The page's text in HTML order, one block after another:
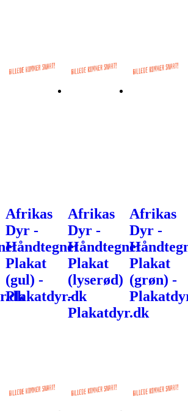
Afrikas
Dyr -
Håndtegnet
Plakat
(gul) -
Plakatdyr.dk
Afrikas
Dyr -
Håndtegnet
Plakat
(lyserød)
-
Plakatdyr.dk
Afrikas
Dyr -
Plakat
(grøn) -